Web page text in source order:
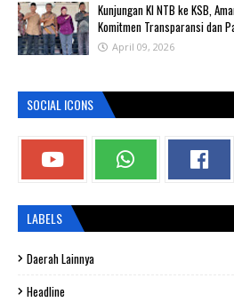
Kunjungan KI NTB ke KSB,
Komitmen Transparansi dan
April 09, 2026
SOCIAL ICONS
LABELS
Daerah Lainnya
Headline